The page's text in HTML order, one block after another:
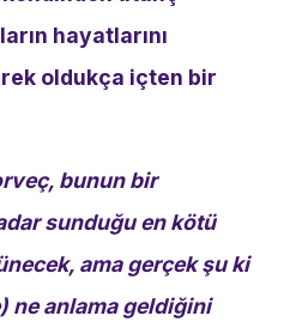
hayatlarını
oldukça içten bir
bunun bir
sunduğu en kötü
ama gerçek şu ki
ne anlama geldiğini